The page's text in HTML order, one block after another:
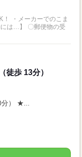
！ ・メーカーでのこま
徒歩 13分）
） ★...